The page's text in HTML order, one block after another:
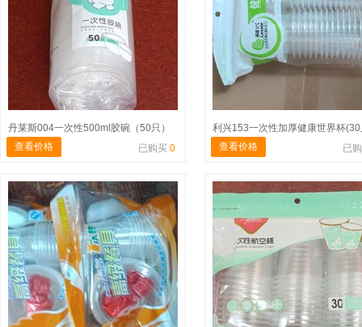
丹莱斯004一次性500ml胶碗（50只）
查看价格
已购买 0
利兴153一次性加厚健康世界杯
查看价格
已